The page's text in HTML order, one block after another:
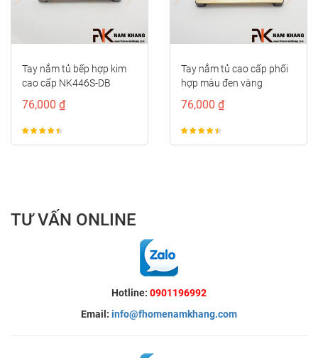
Tay nắm tủ bếp hợp kim
cao cấp NK446S-DB
76,000 ₫
Tay nắm tủ cao cấp phối
hợp màu đen vàng
76,000 ₫
TƯ VẤN ONLINE
Hotline: 0901196992
Email: info@fhomenamkhang.com